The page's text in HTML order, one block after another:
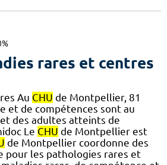
rares et centres
Au CHU de Montpellier, 81
et de compétences sont au
des adultes atteints de
Le CHU de Montpellier est
de Montpellier coordonne des
pour les pathologies rares et